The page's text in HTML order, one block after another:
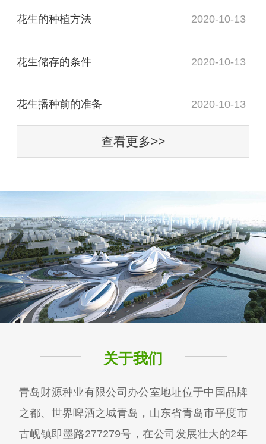
花生的种植方法 2020-10-13
花生储存的条件 2020-10-13
花生播种前的准备 2020-10-13
查看更多>>
关于我们
青岛财源种业有限公司办公室地址位于中国品牌
之都、世界啤酒之城青岛，山东省青岛市平度市
古岘镇即墨路277279号，在公司发展壮大的2年